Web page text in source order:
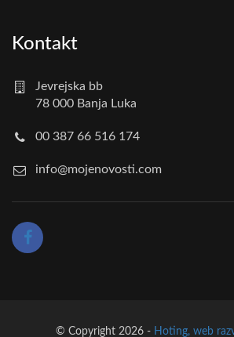
Kontakt
Jevrejska bb
78 000 Banja Luka
00 387 66 516 174
info@mojenovosti.com
© Copyright 2026 - Hoting, web